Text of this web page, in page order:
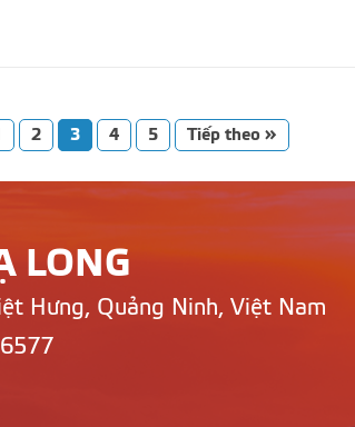
2 3 4 5 Tiếp theo »
LONG
Hưng, Quảng Ninh, Việt Nam